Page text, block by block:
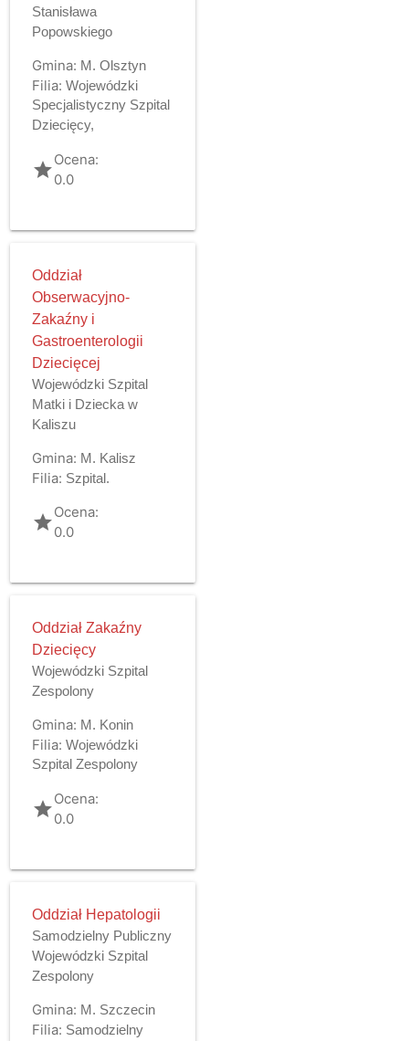
Stanisława
Popowskiego
Gmina: M. Olsztyn
Filia: Wojewódzki
Specjalistyczny Szpital
Dziecięcy,
gradeOcena:
0.0
Oddział
Obserwacyjno-
Zakaźny i
Gastroenterologii
Dziecięcej
Wojewódzki Szpital
Matki i Dziecka w
Kaliszu
Gmina: M. Kalisz
Filia: Szpital.
gradeOcena:
0.0
Oddział Zakaźny
Dziecięcy
Wojewódzki Szpital
Zespolony
Gmina: M. Konin
Filia: Wojewódzki
Szpital Zespolony
gradeOcena:
0.0
Oddział Hepatologii
Samodzielny Publiczny
Wojewódzki Szpital
Zespolony
Gmina: M. Szczecin
Filia: Samodzielny